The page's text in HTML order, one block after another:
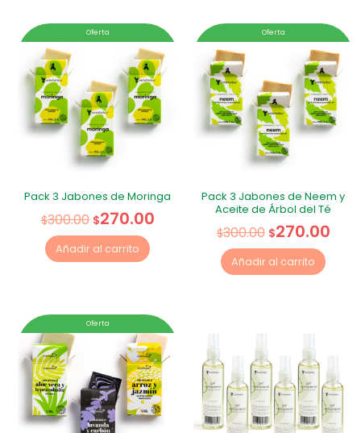
Oferta
Pack 3 Jabones de Moringa
$300.00 $270.00
Añadir al carrito
Oferta
Pack 3 Jabones de Neem y
Aceite de Árbol del Té
$300.00 $270.00
Añadir al carrito
Oferta